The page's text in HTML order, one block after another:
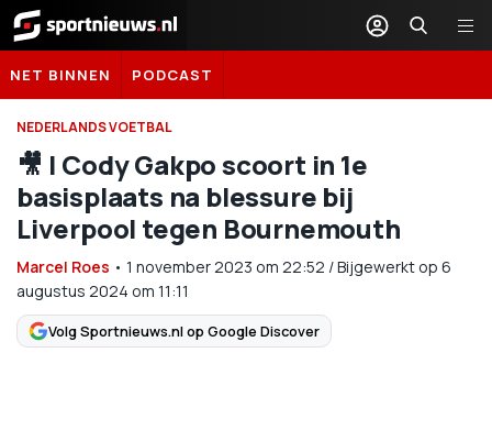
Sportnieuws.nl
NET BINNEN PODCAST
NEDERLANDS VOETBAL
🎥​ | Cody Gakpo scoort in 1e
basisplaats na blessure bij
Liverpool tegen Bournemouth
Marcel Roes • 1 november 2023 om 22:52 /Bijgewerkt op 6
augustus 2024 om 11:11
Volg Sportnieuws.nl op Google Discover